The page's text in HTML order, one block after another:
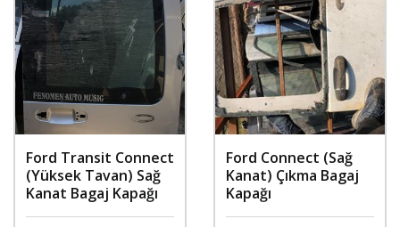
Ford Transit Connect
(Yüksek Tavan) Sağ
Kanat Bagaj Kapağı
Ford Connect (Sağ
Kanat) Çıkma Bagaj
Kapağı